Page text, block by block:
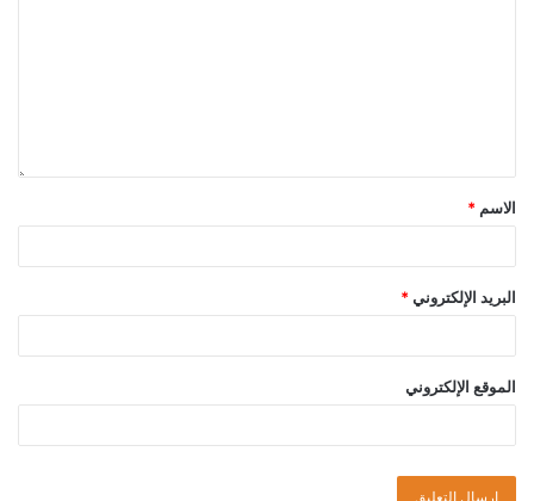
الاسم *
البريد الإلكتروني *
الموقع الإلكتروني